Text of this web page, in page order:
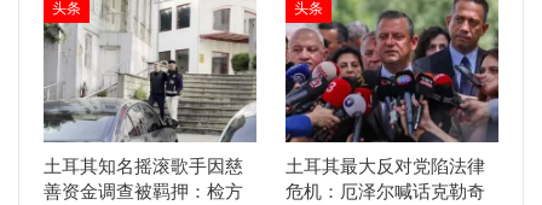
头条
土耳其知名摇滚歌手因慈
善资金调查被羁押：检方
头条
土耳其最大反对党陷法律
危机：厄泽尔喊话克勒奇